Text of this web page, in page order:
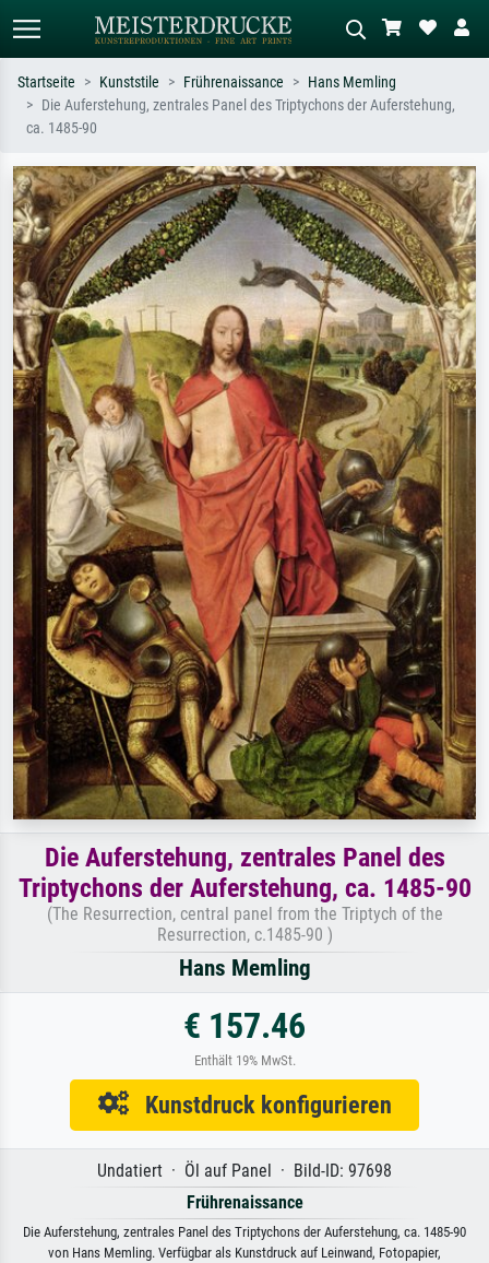
oder Stilen – z.B. Monet,
Sternennacht, Impressionismus, Welle
Hokusai, Akt.
Wiese, Abstrakt mit viel Rot, Dunkles
Ölgemälde, Stehender Akt neben einem
Baum.
Startseite Kunststile Frührenaissance
Hans Memling
Die Auferstehung, zentrales Panel des Triptychons der Auferstehung,
ca. 1485-90
Die Auferstehung, zentrales Panel des
Triptychons der Auferstehung, ca. 1485-90
(The Resurrection, central panel from the Triptych of the
Resurrection, c.1485-90 )
Hans Memling
€ 157.46
Enthält 19% MwSt.
Kunstdruck konfigurieren
Undatiert · Öl auf Panel · Bild-ID: 97698
Frührenaissance
Die Auferstehung, zentrales Panel des Triptychons der Auferstehung, ca. 1485-90
von Hans Memling. Verfügbar als Kunstdruck auf Leinwand, Fotopapier,